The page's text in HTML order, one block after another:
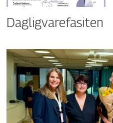
Dagligvarefasiten